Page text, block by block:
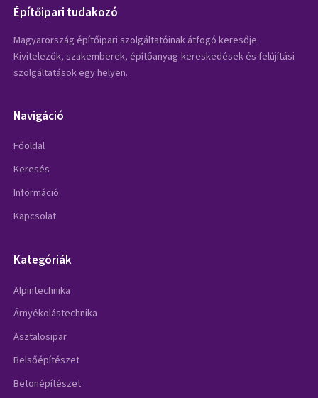
Építőipari tudakozó
Magyarország építőipari szolgáltatóinak átfogó keresője.
Kivitelezők, szakemberek, építőanyag-kereskedések és felújítási
szolgáltatások egy helyen.
Navigáció
Főoldal
Keresés
Információ
Kapcsolat
Kategóriák
Alpintechnika
Árnyékolástechnika
Asztalosipar
Belsőépítészet
Betonépítészet